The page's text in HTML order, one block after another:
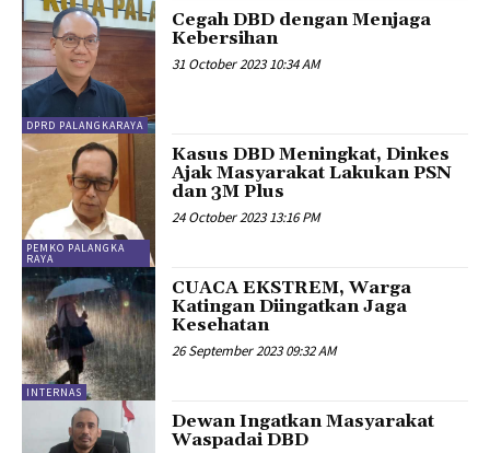
DPRD PALANGKARAYA
Cegah DBD dengan Menjaga
Kebersihan
31 October 2023 10:34 AM
PEMKO PALANGKA
RAYA
Kasus DBD Meningkat, Dinkes
Ajak Masyarakat Lakukan PSN
dan 3M Plus
24 October 2023 13:16 PM
INTERNAS
CUACA EKSTREM, Warga
Katingan Diingatkan Jaga
Kesehatan
26 September 2023 09:32 AM
Dewan Ingatkan Masyarakat
Waspadai DBD